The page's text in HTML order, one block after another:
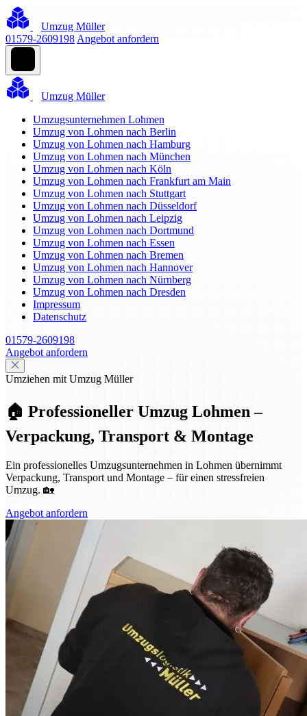
Umzug Müller
01579-2609198 Angebot anfordern
Umzug Müller
Umzugsunternehmen Lohmen
Umzug von Lohmen nach Berlin
Umzug von Lohmen nach Hamburg
Umzug von Lohmen nach München
Umzug von Lohmen nach Köln
Umzug von Lohmen nach Frankfurt am Main
Umzug von Lohmen nach Stuttgart
Umzug von Lohmen nach Düsseldorf
Umzug von Lohmen nach Leipzig
Umzug von Lohmen nach Dortmund
Umzug von Lohmen nach Essen
Umzug von Lohmen nach Bremen
Umzug von Lohmen nach Hannover
Umzug von Lohmen nach Nürnberg
Umzug von Lohmen nach Dresden
Impressum
Datenschutz
01579-2609198
Angebot anfordern
Umziehen mit Umzug Müller
🏠 Professioneller Umzug Lohmen –
Verpackung, Transport & Montage
Ein professionelles Umzugsunternehmen in Lohmen übernimmt
Verpackung, Transport und Montage – für einen stressfreien
Umzug. 🏡
Angebot anfordern